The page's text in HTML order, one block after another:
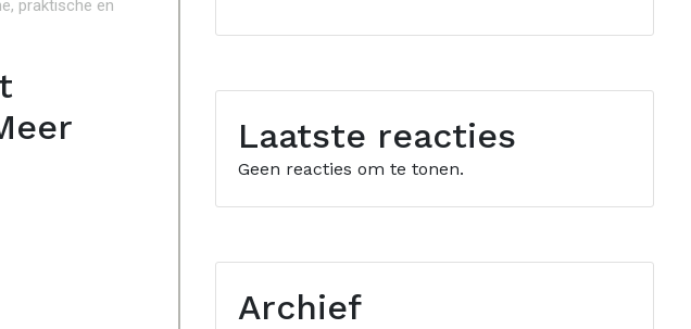
praktische en
Laatste reacties
Geen reacties om te tonen.
Archief